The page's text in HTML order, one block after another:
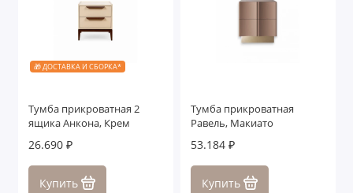
🎁 ДОСТАВКА И СБОРКА*
Тумба прикроватная 2
ящика Анкона, Крем
26.690 ₽
Купить
Тумба прикроватная
Равель, Макиато
53.184 ₽
Купить